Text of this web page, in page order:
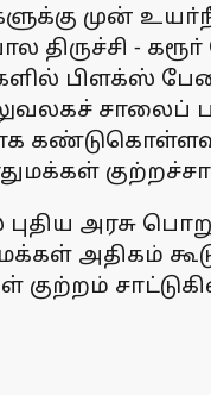
முன்
- கரூா்
பிளக்ஸ்
சாலைப்
அரசு
மக்கள் அதிகம்